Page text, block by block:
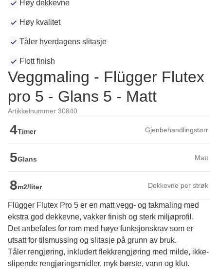
Høy dekkevne
Høy kvalitet
Tåler hverdagens slitasje
Flott finish
Veggmaling - Flügger Flutex
pro 5 - Glans 5 - Matt
Artikkelnummer 30840
4Timer Gjenbehandlingstørr
5Glans Matt
8m2/liter Dekkevne per strøk
Flügger Flutex Pro 5 er en matt vegg- og takmaling med
ekstra god dekkevne, vakker finish og sterk miljøprofil.
Det anbefales for rom med høye funksjonskrav som er
utsatt for tilsmussing og slitasje på grunn av bruk.
Tåler rengjøring, inkludert flekkrengjøring med milde, ikke-
slipende rengjøringsmidler, myk børste, vann og klut.